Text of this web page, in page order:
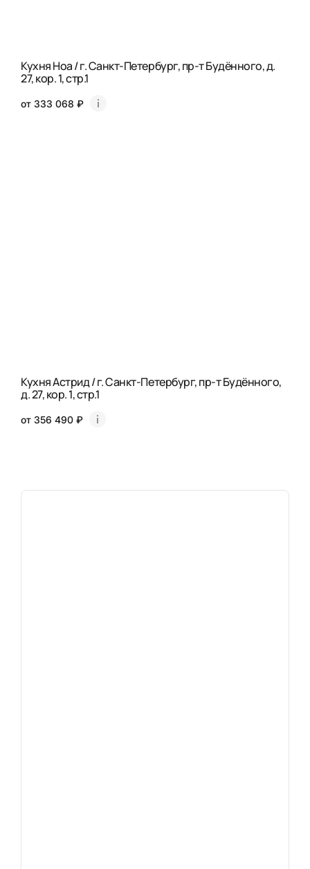
Кухня Ноа / г. Санкт-Петербург, пр-т Будённого, д.
27, кор. 1, стр.1
от 333 068 ₽
Кухня Астрид / г. Санкт-Петербург, пр-т Будённого,
д. 27, кор. 1, стр.1
от 356 490 ₽